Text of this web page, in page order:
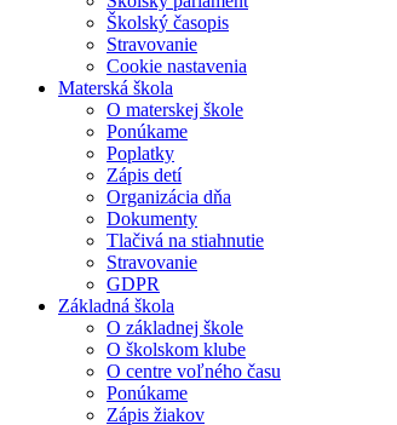
Školský časopis
Stravovanie
Cookie nastavenia
Materská škola
O materskej škole
Ponúkame
Poplatky
Zápis detí
Organizácia dňa
Dokumenty
Tlačivá na stiahnutie
Stravovanie
GDPR
Základná škola
O základnej škole
O školskom klube
O centre voľného času
Ponúkame
Zápis žiakov